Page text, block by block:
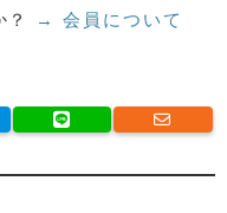
？
→ 会員について